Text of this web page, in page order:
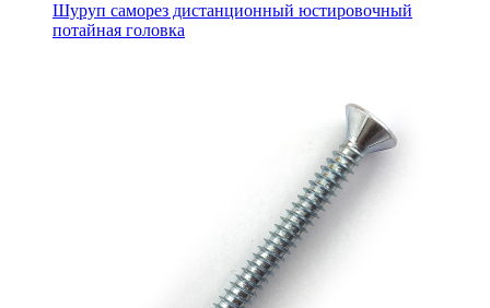
Шуруп саморез дистанционный юстировочный
потайная головка